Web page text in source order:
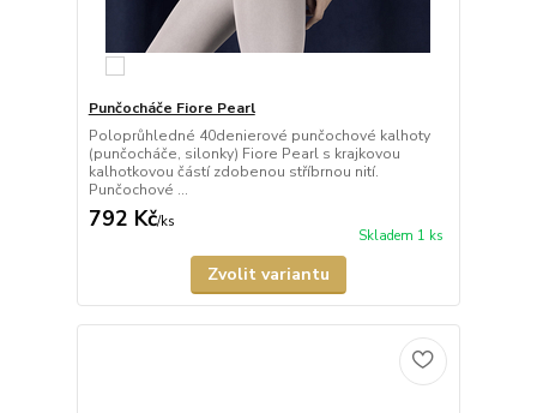
Punčocháče Fiore Pearl
Poloprůhledné 40denierové punčochové kalhoty
(punčocháče, silonky) Fiore Pearl s krajkovou
kalhotkovou částí zdobenou stříbrnou nití.
Punčochové ...
792 Kč/ks
Skladem 1 ks
Zvolit variantu